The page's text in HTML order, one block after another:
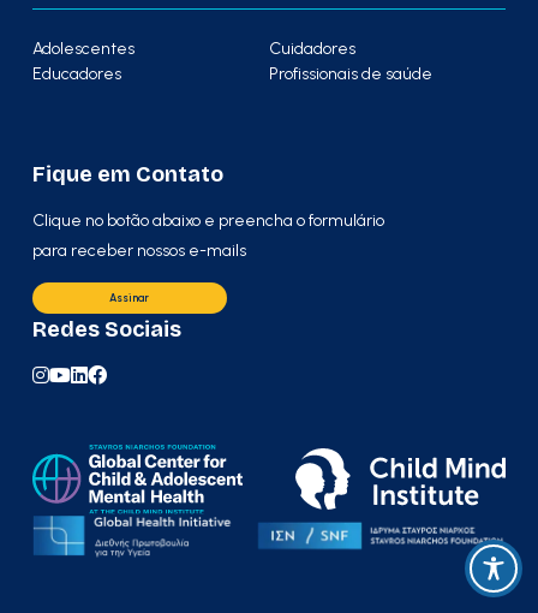
Adolescentes
Cuidadores
Educadores
Profissionais de saúde
Fique em Contato
Clique no botão abaixo e preencha o formulário
para receber nossos e-mails
Assinar
Redes Sociais